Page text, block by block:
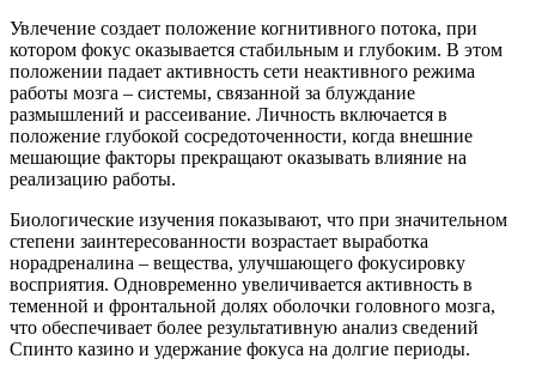
Увлечение создает положение когнитивного потока, при
котором фокус оказывается стабильным и глубоким. В этом
положении падает активность сети неактивного режима
работы мозга – системы, связанной за блуждание
размышлений и рассеивание. Личность включается в
положение глубокой сосредоточенности, когда внешние
мешающие факторы прекращают оказывать влияние на
реализацию работы.
Биологические изучения показывают, что при значительном
степени заинтересованности возрастает выработка
норадреналина – вещества, улучшающего фокусировку
восприятия. Одновременно увеличивается активность в
теменной и фронтальной долях оболочки головного мозга,
что обеспечивает более результативную анализ сведений
Спинто казино и удержание фокуса на долгие периоды.